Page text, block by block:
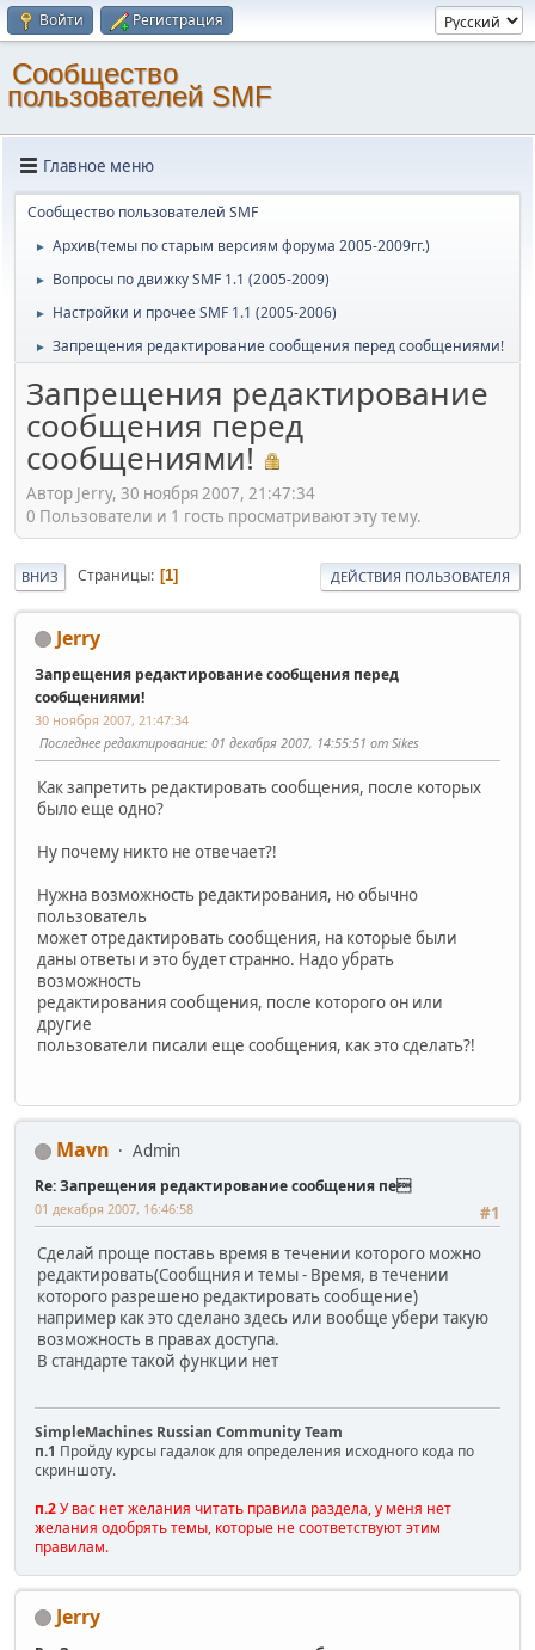
Войти Регистрация
Cообщество
пользователей SMF
Главное меню
Cообщество пользователей SMF
► Архив(темы по старым версиям форума 2005-2009гг.)
► Вопросы по движку SMF 1.1 (2005-2009)
► Настройки и прочее SMF 1.1 (2005-2006)
► Запрещения редактирование сообщения перед сообщениями!
Запрещения редактирование
сообщения перед
сообщениями!
Автор Jerry, 30 ноября 2007, 21:47:34
0 Пользователи и 1 гость просматривают эту тему.
ВНИЗ Страницы 1 ДЕЙСТВИЯ ПОЛЬЗОВАТЕЛЯ
Jerry
Запрещения редактирование сообщения перед
сообщениями!
30 ноября 2007, 21:47:34
Последнее редактирование: 01 декабря 2007, 14:55:51 от Sikes
Как запретить редактировать сообщения, после которых
было еще одно?
Ну почему никто не отвечает?!
Нужна возможность редактирования, но обычно
пользователь
может отредактировать сообщения, на которые были
даны ответы и это будет странно. Надо убрать
возможность
редактирования сообщения, после которого он или
другие
пользователи писали еще сообщения, как это сделать?!
Mavn Admin
Re: Запрещения редактирование сообщения пе
#1
01 декабря 2007, 16:46:58
Сделай проще поставь время в течении которого можно
редактировать(Сообщния и темы - Время, в течении
которого разрешено редактировать сообщение)
например как это сделано здесь или вообще убери такую
возможность в правах доступа.
В стандарте такой функции нет
SimpleMachines Russian Community Team
п.1 Пройду курсы гадалок для определения исходного кода по
скриншоту.
п.2У вас нет желания читать правила раздела, у меня нет
желания одобрять темы, которые не соответствуют этим
правилам.
Jerry